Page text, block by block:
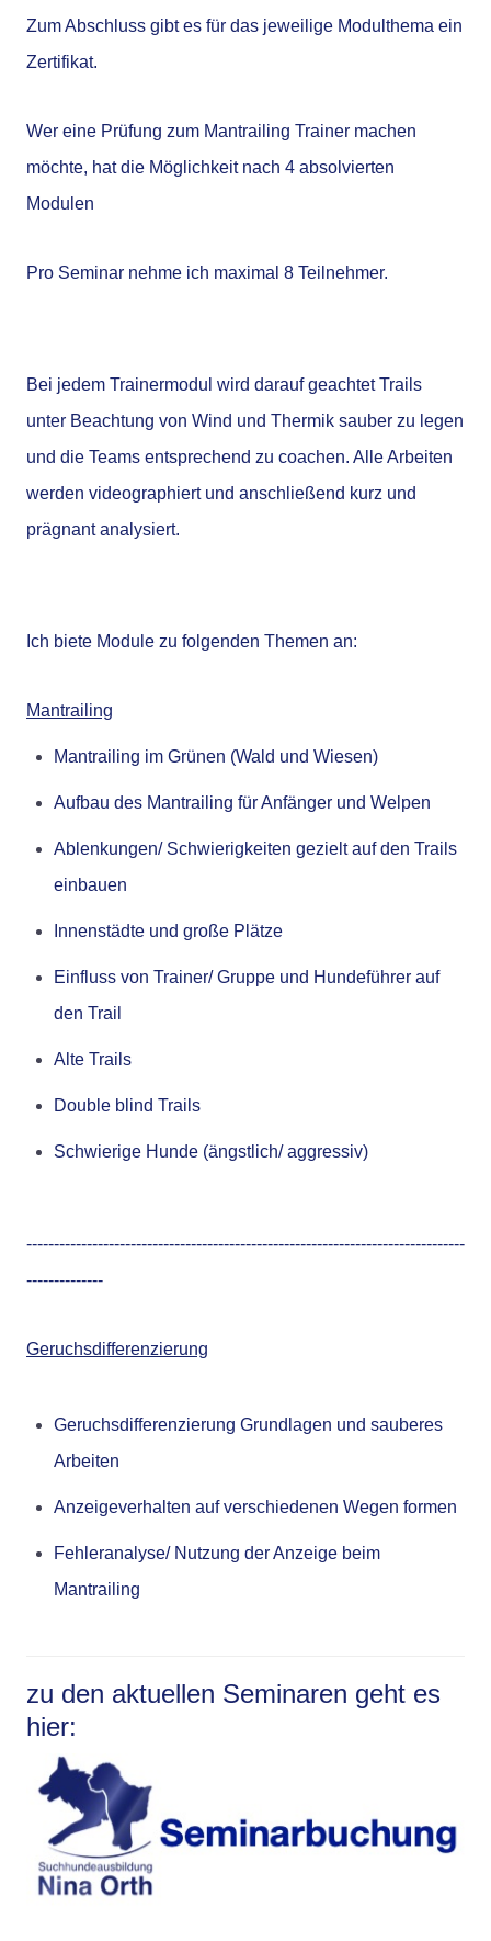
Zum Abschluss gibt es für das jeweilige Modulthema ein
Zertifikat.
Wer eine Prüfung zum Mantrailing Trainer machen
möchte, hat die Möglichkeit nach 4 absolvierten
Modulen
Pro Seminar nehme ich maximal 8 Teilnehmer.
Bei jedem Trainermodul wird darauf geachtet Trails
unter Beachtung von Wind und Thermik sauber zu legen
und die Teams entsprechend zu coachen. Alle Arbeiten
werden videographiert und anschließend kurz und
prägnant analysiert.
Ich biete Module zu folgenden Themen an:
Mantrailing
Mantrailing im Grünen (Wald und Wiesen)
Aufbau des Mantrailing für Anfänger und Welpen
Ablenkungen/ Schwierigkeiten gezielt auf den Trails
einbauen
Innenstädte und große Plätze
Einfluss von Trainer/ Gruppe und Hundeführer auf
den Trail
Alte Trails
Double blind Trails
Schwierige Hunde (ängstlich/ aggressiv)
--------------------------------------------------------------------------------
--------------
Geruchsdifferenzierung
Geruchsdifferenzierung Grundlagen und sauberes
Arbeiten
Anzeigeverhalten auf verschiedenen Wegen formen
Fehleranalyse/ Nutzung der Anzeige beim
Mantrailing
zu den aktuellen Seminaren geht es
hier: